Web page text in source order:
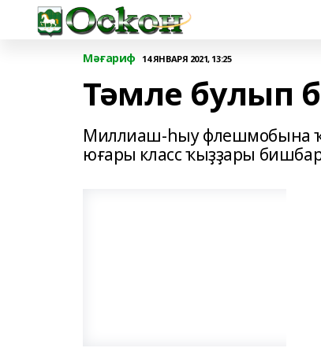
Мәғариф 14 ЯНВАРЯ 2021, 13:25
Тәмле булып
Миллиаш-һыу флешмобына
юғары класс ҡыҙҙары